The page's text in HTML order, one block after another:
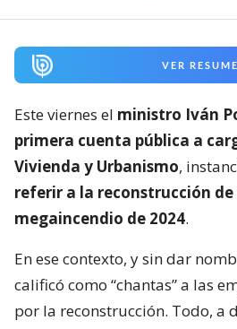
VER
Este viernes el ministro Iván
primera cuenta pública a
Vivienda y Urbanismo,
referir a la reconstrucción
megaincendio de 2024.
En ese contexto, y sin dar
calificó como “chantas” a las
por la reconstrucción. Todo, a